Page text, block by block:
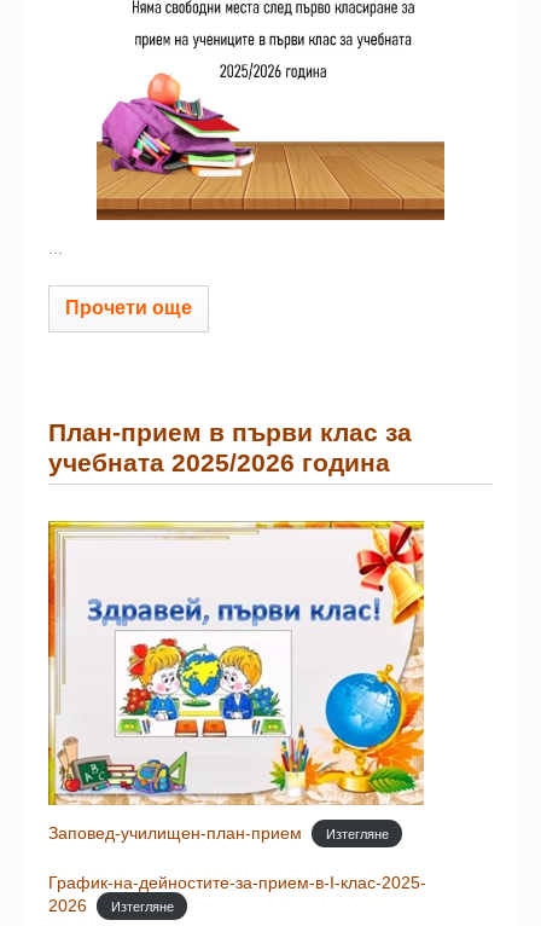
...
Прочети още
План-прием в първи клас за
учебната 2025/2026 година
Заповед-училищен-план-прием Изтегляне
График-на-дейностите-за-прием-в-I-клас-2025-
2026
Изтегляне